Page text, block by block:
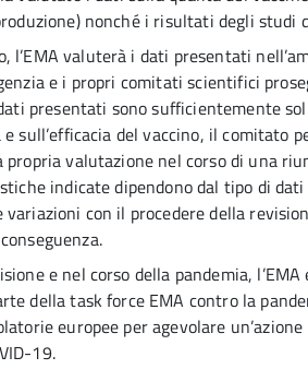
nonché i risultati degli studi
l’EMA valuterà i dati presentati
e i propri comitati scientifici
presentati sono sufficientemente
sull’efficacia del vaccino, il comitato
propria valutazione nel corso di una
indicate dipendono dal tipo di
variazioni con il procedere della
e nel corso della pandemia,
della task force EMA contro la
europee per agevolare
19.